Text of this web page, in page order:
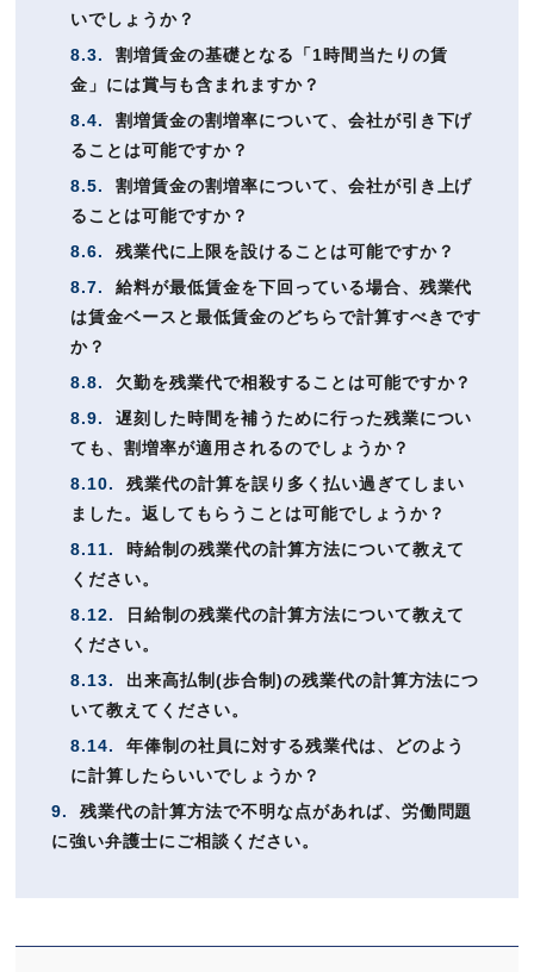
いでしょうか？
8.3.
割増賃金の基礎となる「1時間当たりの賃
金」には賞与も含まれますか？
8.4.
割増賃金の割増率について、会社が引き下げ
ることは可能ですか？
8.5.
割増賃金の割増率について、会社が引き上げ
ることは可能ですか？
8.6.
残業代に上限を設けることは可能ですか？
8.7.
給料が最低賃金を下回っている場合、残業代
は賃金ベースと最低賃金のどちらで計算すべきです
か？
8.8.
欠勤を残業代で相殺することは可能ですか？
8.9.
遅刻した時間を補うために行った残業につい
ても、割増率が適用されるのでしょうか？
8.10.
残業代の計算を誤り多く払い過ぎてしまい
ました。返してもらうことは可能でしょうか？
8.11.
時給制の残業代の計算方法について教えて
ください。
8.12.
日給制の残業代の計算方法について教えて
ください。
8.13.
出来高払制(歩合制)の残業代の計算方法につ
いて教えてください。
8.14.
年俸制の社員に対する残業代は、どのよう
に計算したらいいでしょうか？
9.
残業代の計算方法で不明な点があれば、労働問題
に強い弁護士にご相談ください。